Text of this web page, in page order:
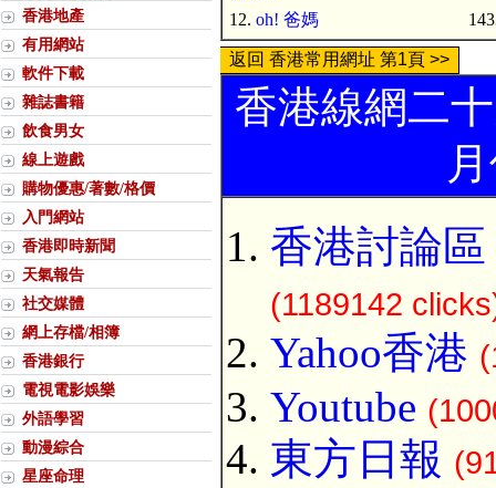
香港地產
有用網站
軟件下載
雜誌書籍
飲食男女
線上遊戲
購物優惠/著數/格價
入門網站
香港即時新聞
天氣報告
社交媒體
網上存檔/相簿
香港銀行
電視電影娛樂
外語學習
動漫綜合
星座命理
12. oh! 爸媽
返回 香港常用網址 第1頁 >>
香港線網二
香港討論區
(1189142
Yahoo香港
Youtube
東方日報